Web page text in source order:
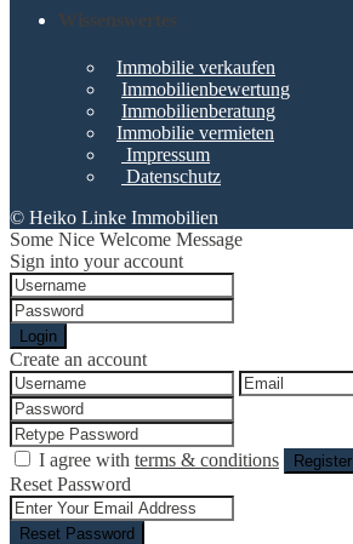
Wissenswertes
Immobilie verkaufen
Immobilienbewertung
Immobilienberatung
Immobilie vermieten
Impressum
Datenschutz
© Heiko Linke Immobilien
Some Nice Welcome Message
Sign into your account
Login
Create an account
I agree with terms & conditions Register
Reset Password
Reset Password